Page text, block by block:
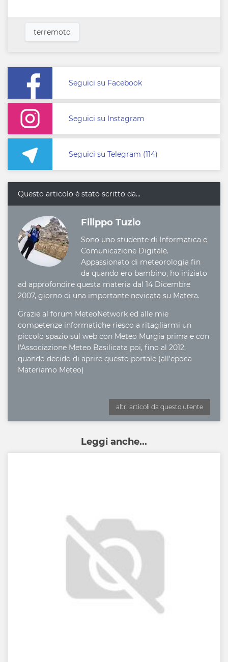
terremoto
Seguici su Facebook
Seguici su Instagram
Seguici su Telegram (114)
Questo articolo è stato scritto da...
Filippo Tuzio
Sono uno studente di Informatica e
Comunicazione Digitale.
Appassionato di meteorologia fin
da quando ero bambino, ho iniziato
ad approfondire questa materia dal 14 Dicembre
2007, giorno di una importante nevicata su Matera.
Grazie al forum MeteoNetwork ed alle mie
competenze informatiche riesco a ritagliarmi un
piccolo spazio sul web con Meteo Murgia prima e con
l'Associazione Meteo Basilicata poi, fino al 2012,
quando decido di aprire questo portale (all'epoca
Materiamo Meteo)
altri articoli da questo utente
Leggi anche...